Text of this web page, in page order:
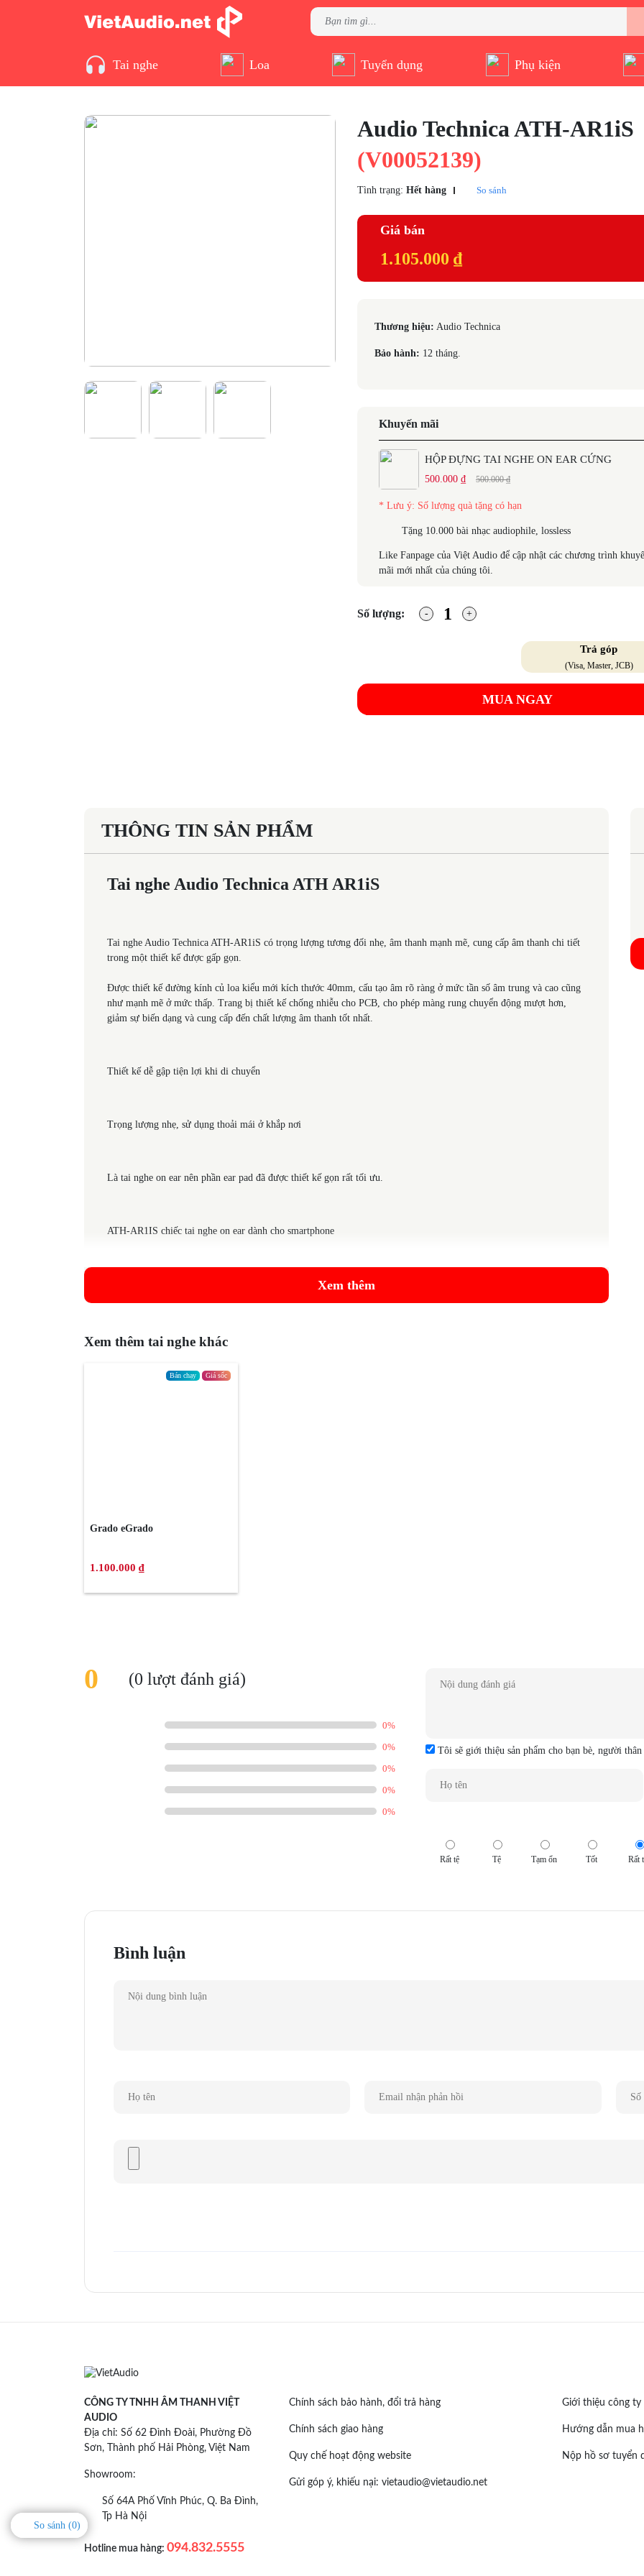
Tai nghe Loa Tuyển dụng Phụ kiện
Audio Technica ATH-AR1iS
(V00052139)
Tình trạng: Hết hàng So sánh
Giá bán
1.105.000 ₫
Thương hiệu: Audio Technica
Bảo hành: 12 tháng.
Khuyến mãi
HỘP ĐỰNG TAI NGHE ON EAR CỨNG
500.000 ₫ 500.000 ₫
* Lưu ý: Số lượng quà tặng có hạn
Tặng 10.000 bài nhạc audiophile, lossless
Like Fanpage của Việt Audio để cập nhật các chương trình
mãi mới nhất của chúng tôi.
Số lượng:
Trả góp
(Visa, Master, JCB)
MUA NGAY
THÔNG TIN SẢN PHẨM
Tai nghe Audio Technica ATH AR1iS
Tai nghe Audio Technica ATH-AR1iS có trọng lượng tương đối nhẹ, âm thanh mạnh mẽ, cung cấp âm thanh chi tiết
trong một thiết kế được gấp gọn.
Được thiết kế đường kính củ loa kiểu mới kích thước 40mm, cấu tạo âm rõ ràng ở mức tần số âm trung và cao cũng
như mạnh mẽ ở mức thấp. Trang bị thiết kế chống nhiễu cho PCB, cho phép màng rung chuyển động mượt hơn,
giảm sự biến dạng và cung cấp đến chất lượng âm thanh tốt nhất.
Thiết kế dễ gập tiện lợi khi di chuyển
Trọng lượng nhẹ, sử dụng thoải mái ở khắp nơi
Là tai nghe on ear nên phần ear pad đã được thiết kế gọn rất tối ưu.
ATH-AR1IS chiếc tai nghe on ear dành cho smartphone
Xem thêm
Xem thêm tai nghe khác
Bán chạy Giá sốc
Grado eGrado
1.100.000 ₫
0 (0 lượt đánh giá)
0%
0%
0%
0%
0%
Tôi sẽ giới thiệu sản phẩm cho bạn bè, người thân
Rất tệ Tệ Tạm ổn Tốt Rất
Bình luận
So sánh (0)
CÔNG TY TNHH ÂM THANH VIỆT
AUDIO
Địa chỉ: Số 62 Đình Đoài, Phường Đồ
Sơn, Thành phố Hải Phòng, Việt Nam
Showroom:
Số 64A Phố Vĩnh Phúc, Q. Ba Đình,
Tp Hà Nội
Hotline mua hàng: 094.832.5555
Chính sách bảo hành, đổi trả hàng
Chính sách giao hàng
Quy chế hoạt động website
Gửi góp ý, khiếu nại: vietaudio@vietaudio.net
Giới thiệu công ty
Hướng dẫn mua
Nộp hồ sơ tuyển